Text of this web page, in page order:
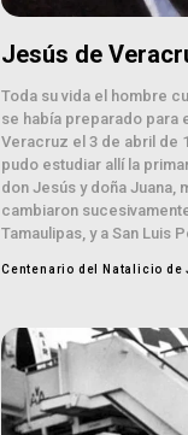
Jesús de
Toda su vida el hombre
se había preparado para
Veracruz el 3 de abril de
pudo estudiar allí la
don Jesús y doña Juana,
cambiaron
Tamaulipas, y a San Luis
Centenario del Natalicio de